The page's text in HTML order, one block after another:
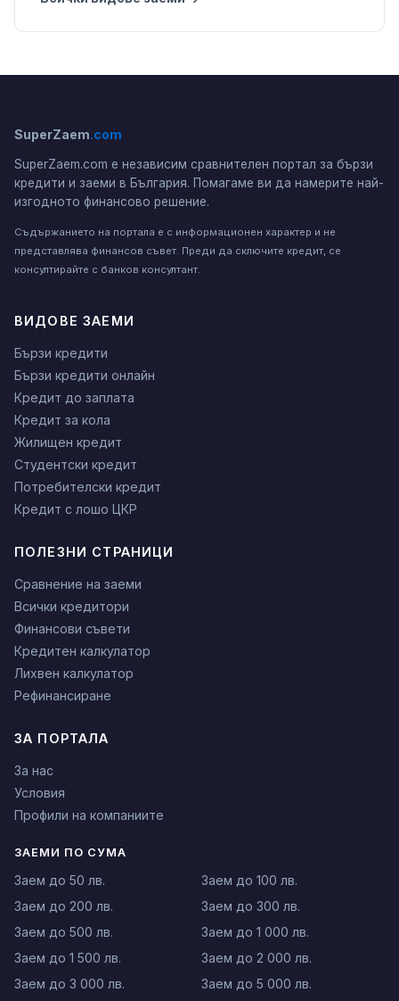
SuperZaem.com
SuperZaem.com е независим сравнителен портал за бързи
кредити и заеми в България. Помагаме ви да намерите най-
изгодното финансово решение.
Съдържанието на портала е с информационен характер и не
представлява финансов съвет. Преди да сключите кредит, се
консултирайте с банков консултант.
ВИДОВЕ ЗАЕМИ
Бързи кредити
Бързи кредити онлайн
Кредит до заплата
Кредит за кола
Жилищен кредит
Студентски кредит
Потребителски кредит
Кредит с лошо ЦКР
ПОЛЕЗНИ СТРАНИЦИ
Сравнение на заеми
Всички кредитори
Финансови съвети
Кредитен калкулатор
Лихвен калкулатор
Рефинансиране
ЗА ПОРТАЛА
За нас
Условия
Профили на компаниите
ЗАЕМИ ПО СУМА
Заем до 50 лв.
Заем до 100 лв.
Заем до 200 лв.
Заем до 300 лв.
Заем до 500 лв.
Заем до 1 000 лв.
Заем до 1 500 лв.
Заем до 2 000 лв.
Заем до 3 000 лв.
Заем до 5 000 лв.